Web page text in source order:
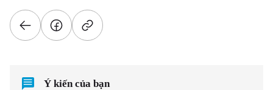
Ý kiến của bạn